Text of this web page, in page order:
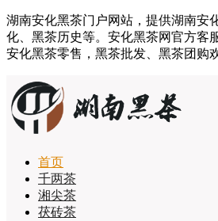
湖南安化黑茶门户网站，提供湖南安
化、黑茶历史等。安化黑茶网官方客服
安化黑茶零售，黑茶批发、黑茶团购
首页
千两茶
湘尖茶
茯砖茶